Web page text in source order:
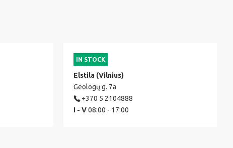
IN STOCK
Elstila (Vilnius)
Geologų g. 7a
+370 5 2104888
I - V08:00 - 17:00